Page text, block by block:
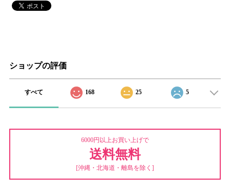
ショップの評価
すべて 168 25 5
6000円以上お買い上げで
送料無料
[沖縄・北海道・離島を除く]